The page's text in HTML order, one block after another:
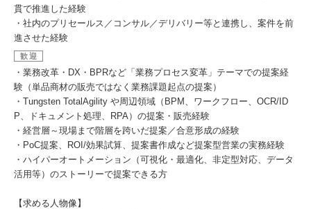
貫で推進した経験
・社内のプリセールス／コンサル／デリバリー等と連携し、案件を前
進させた経験
歓迎
・業務改革・DX・BPRなど「業務プロセス変革」テーマでの提案経
験（単品商材の販売ではなく業務課題起点の提案）
・Tungsten TotalAgility や周辺領域（BPM、ワークフロー、OCR/ID
P、ドキュメント処理、RPA）の提案・販売経験
・経営層～現場まで階層を跨いだ提案／合意形成の経験
・PoC提案、ROI/効果試算、提案書作成など提案型営業の実務経験
・ハイパーオートメーション（可視化・最適化、非定型対応、データ
活用等）のストーリーで提案できる方
【求める人物像】